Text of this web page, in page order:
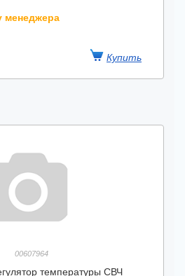
менеджера
00607964
температуры СВЧ